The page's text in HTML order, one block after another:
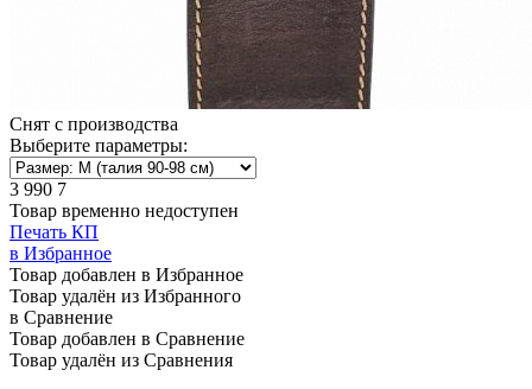
Снят с производства
Выберите параметры:
3 990 7
Товар временно недоступен
Печать КП
в Избранное
Товар добавлен в Избранное
Товар удалён из Избранного
в Сравнение
Товар добавлен в Сравнение
Товар удалён из Сравнения